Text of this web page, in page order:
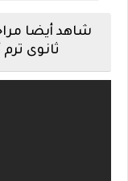
شاهد أيضا
ثانوى